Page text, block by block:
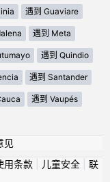
遇到 Guaviare
遇到 Meta
遇到 Quindio
遇到 Santander
遇到 Vaupés
见
用条款| 儿童安全| 联